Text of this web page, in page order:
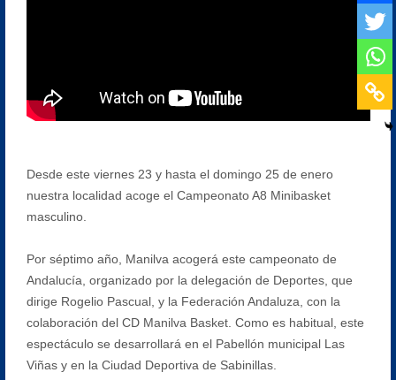
Desde este viernes 23 y hasta el domingo 25 de enero
nuestra localidad acoge el Campeonato A8 Minibasket
masculino.
Por séptimo año, Manilva acogerá este campeonato de
Andalucía, organizado por la delegación de Deportes, que
dirige Rogelio Pascual, y la Federación Andaluza, con la
colaboración del CD Manilva Basket. Como es habitual, este
espectáculo se desarrollará en el Pabellón municipal Las
Viñas y en la Ciudad Deportiva de Sabinillas.